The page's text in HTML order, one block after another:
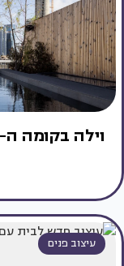
וילה בקומה ה-18: "בית פרטי" בראש המגדל
עיצוב פנים